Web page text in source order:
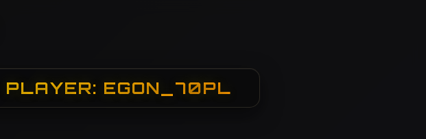
PLAYER: EGON_70PL